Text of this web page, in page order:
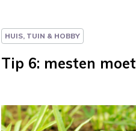
HUIS, TUIN & HOBBY
Tip 6: mesten moet